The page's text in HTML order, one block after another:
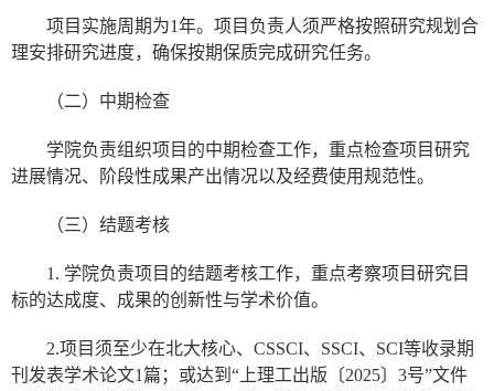
项目实施周期为1年。项目负责人须严格按照研究规划合
理安排研究进度，确保按期保质完成研究任务。
（二）中期检查
学院负责组织项目的中期检查工作，重点检查项目研究
进展情况、阶段性成果产出情况以及经费使用规范性。
（三）结题考核
1. 学院负责项目的结题考核工作，重点考察项目研究目
标的达成度、成果的创新性与学术价值。
2.项目须至少在北大核心、CSSCI、SSCI、SCI等收录期
刊发表学术论文1篇；或达到“上理工出版〔2025〕3号”文件